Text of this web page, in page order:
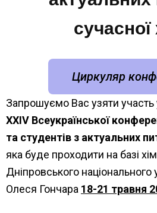
сучасної
Циркуляр
Запрошуємо Вас узяти участь
XXIV Всеукраїнської
та студентів з актуальних
яка буде проходити на базі
Дніпровського національного
Олеся Гончара 18-21 травня